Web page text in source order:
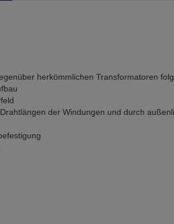
herkömmlichen Transformatoren
der Windungen und durch